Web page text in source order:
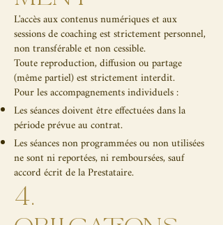
L'accès aux contenus numériques et aux
sessions de coaching est strictement personnel,
non transférable et non cessible.
Toute reproduction, diffusion ou partage
(même partiel) est strictement interdit.
Pour les accompagnements individuels :
Les séances doivent être effectuées dans la
période prévue au contrat.
Les séances non programmées ou non utilisées
ne sont ni reportées, ni remboursées, sauf
accord écrit de la Prestataire.
4.